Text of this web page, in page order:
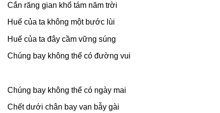
Cắn răng gian khổ tám năm trời
Huế của ta không một bước lùi
Huế của ta đây cầm vững súng
Chúng bay không thể có đường vui
Chúng bay không thể có ngày mai
Chết dưới chân bay vạn bẫy gài